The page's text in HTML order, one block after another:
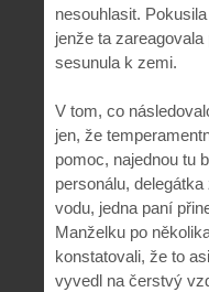
nesouhlasit.
jenže ta
sesunula k zemi.
V tom, co
jen, že
pomoc, najednou tu
personálu,
vodu, jedna paní
Manželku po
konstatovali, že to
vyvedl na čerstvý